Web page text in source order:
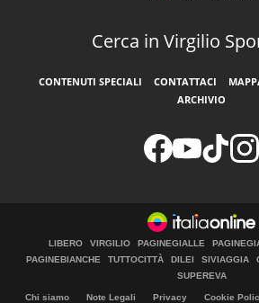
Cerca in Virgilio
CONTENUTI SPECIALI CONTATTACI
ARCHIVIO
LIBERO VIRGILIO PAGINEGIALLE
PAGINEBIANCHE
TUTTOCITTÀ DILEI SIVIAGGIA
SUPEREVA
Chi siamo Note Legali Privacy Cookie